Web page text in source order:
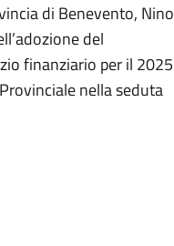
di Benevento, Nino
del
finanziario per il 2025
nella seduta